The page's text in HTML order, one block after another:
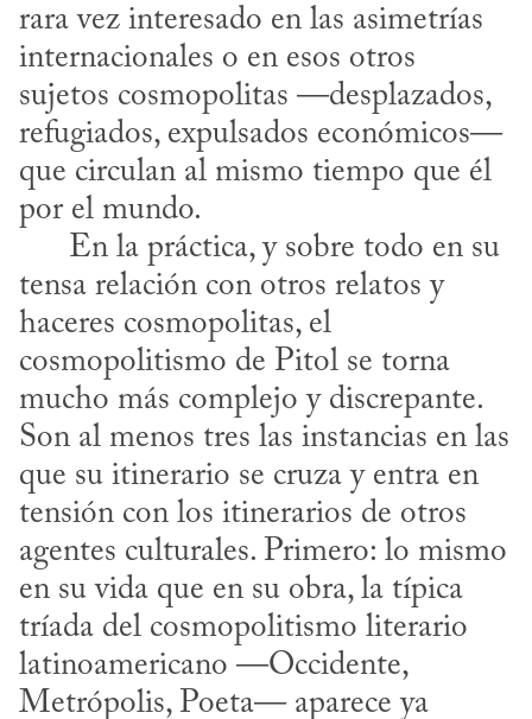
rara vez interesado en las asimetrías
internacionales o en esos otros
sujetos cosmopolitas —desplazados,
refugiados, expulsados económicos—
que circulan al mismo tiempo que él
por el mundo.
tensa relación con otros relatos y
haceres cosmopolitas, el
cosmopolitismo de Pitol se torna
mucho más complejo y discrepante.
Son al menos tres las instancias en las
que su itinerario se cruza y entra en
tensión con los itinerarios de otros
agentes culturales. Primero: lo mismo
en su vida que en su obra, la típica
tríada del cosmopolitismo literario
latinoamericano —Occidente,
Metrópolis, Poeta— aparece ya